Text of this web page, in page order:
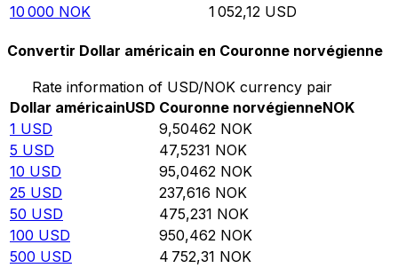
10 000 NOK 1 052,12 USD
Convertir Dollar américain en Couronne norvégienne
Rate information of USD/NOK currency pair
Dollar américainUSD Couronne norvégienneNOK
1 USD 9,50462 NOK
5 USD 47,5231 NOK
10 USD 95,0462 NOK
25 USD 237,616 NOK
50 USD 475,231 NOK
100 USD 950,462 NOK
500 USD 4 752,31 NOK